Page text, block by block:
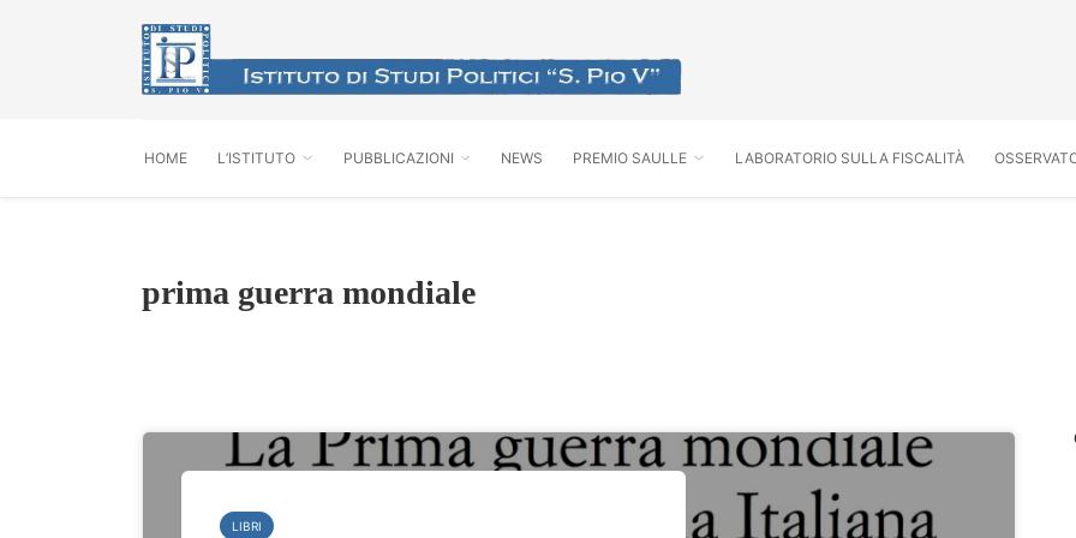
HOME L’ISTITUTO PUBBLICAZIONI NEWS PREMIO SAULLE LABORATORIO SULLA FISCALITÀ
prima guerra mondiale
LIBRI